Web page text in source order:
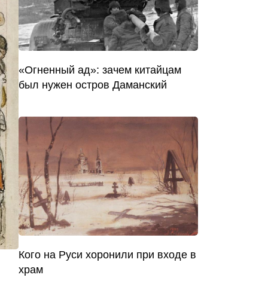
«Огненный ад»: зачем китайцам
был нужен остров Даманский
Кого на Руси хоронили при входе в
храм